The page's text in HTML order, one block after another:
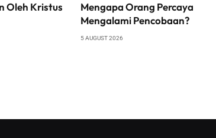
Oleh Kristus
Mengapa Orang Percaya
Mengalami Pencobaan?
5 AUGUST 2026